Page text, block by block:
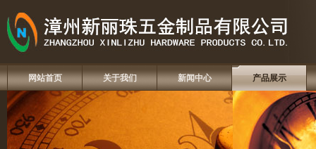
网站首页 关于我们 新闻中心 产品展示